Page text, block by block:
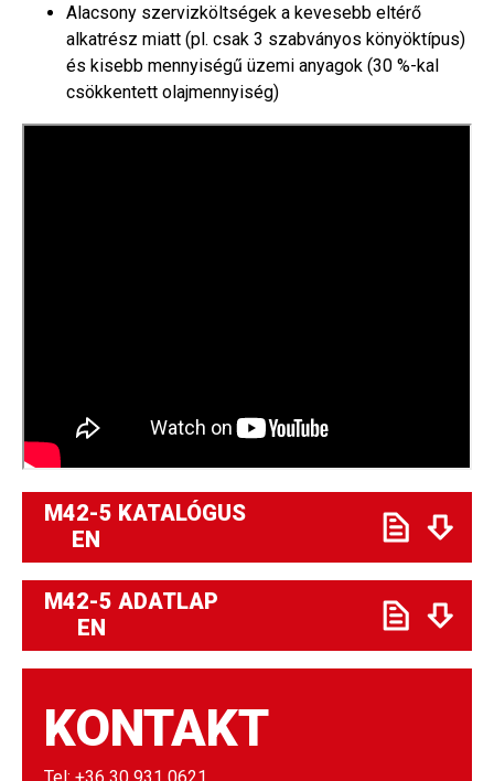
Alacsony szervizköltségek a kevesebb eltérő
alkatrész miatt (pl. csak 3 szabványos könyöktípus)
és kisebb mennyiségű üzemi anyagok (30 %-kal
csökkentett olajmennyiség)
M42-5 KATALÓGUS
EN
M42-5 ADATLAP
EN
KONTAKT